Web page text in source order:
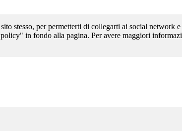
stesso, per permetterti di collegarti ai social network
in fondo alla pagina. Per avere maggiori